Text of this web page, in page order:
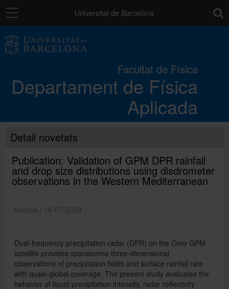
Navegació Universitat de Barcelona
Facultat de Física
Departament de Física
Aplicada
El Departament
Docència
Recerca
Directori
Detall novetats
Publication: Validation of GPM DPR rainfall
and drop size distributions using disdrometer
observations in the Western Mediterranean
Notícia | 16-07-2024
Dual-frequency precipitation radar (DPR) on the Core GPM
satellite provides spaceborne three-dimensional
observations of precipitation fields and surface rainfall rate
with quasi-global coverage. The present study evaluates the
behavior of liquid precipitation intensity, radar reflectivity